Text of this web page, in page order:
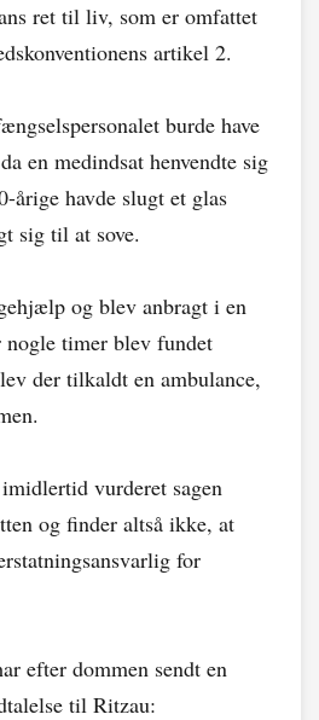
ret til liv, som er omfattet
artikel 2.
burde have
en medindsat henvendte sig
årige havde slugt et glas
sig til at sove.
og blev anbragt i en
timer blev fundet
der tilkaldt en ambulance,
vurderet sagen
og finder altså ikke, at
for
efter dommen sendt en
til Ritzau: